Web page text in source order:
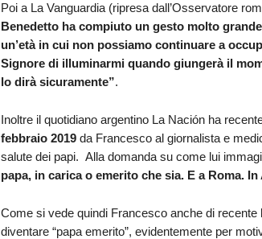
Poi a La Vanguardia (ripresa dall’Osservatore
Benedetto ha compiuto un gesto molto
un’età in cui non possiamo continuare a
Signore di illuminarmi quando giungerà il
lo dirà sicuramente”.
Inoltre il quotidiano argentino La Nación ha
febbraio 2019da Francesco al giornalista e
salute dei papi. Alla domanda su come lui
papa, in carica o emerito che sia. E a Roma.
Come si vede quindi Francesco anche di recente
diventare “papa emerito”, evidentemente per